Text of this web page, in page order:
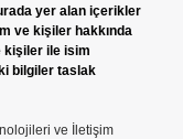
yer alan içerikler
ve kişiler hakkında
kişiler ile isim
bilgiler taslak
ve İletişim